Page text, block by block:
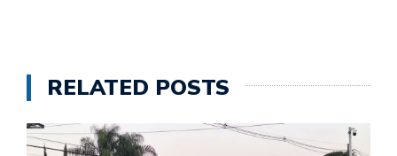
RELATED POSTS